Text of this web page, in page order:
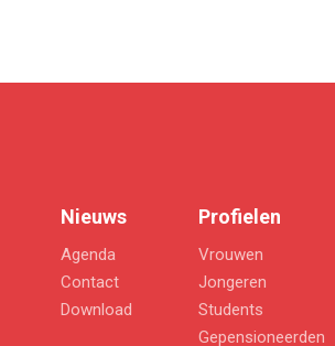
Nieuws
Agenda
Contact
Download
Profielen
Vrouwen
Jongeren
Students
Gepensioneerden